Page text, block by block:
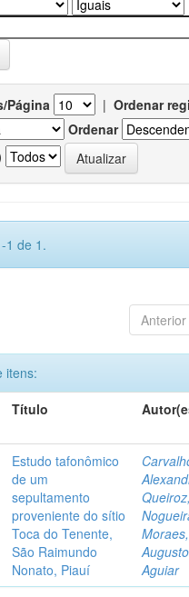
Página | Ordenar
Ordenar
1 de 1.
Anterior
itens:
Título
Estudo tafonômico
de um
sepultamento
proveniente do sítio
Toca do Tenente,
São Raimundo
Nonato, Piauí
Aguiar